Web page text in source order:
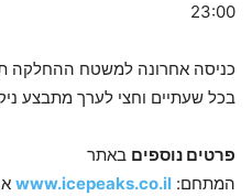
23:00
כניסה אחרונה למשטח ההחלקה
בכל שעתיים וחצי לערך מתבצע
פרטים נוספים באתר
המתחם: www.icepeaks.co.il